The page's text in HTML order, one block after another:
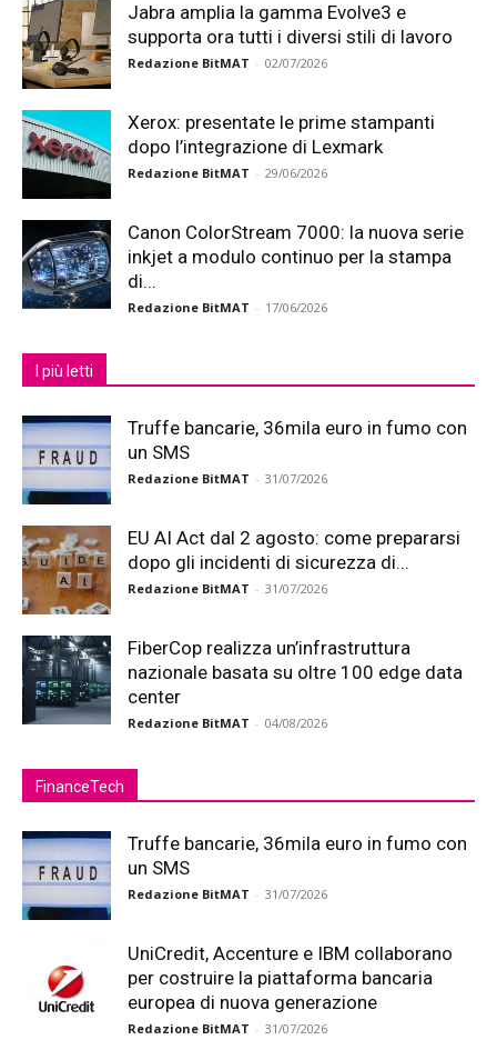
Jabra amplia la gamma Evolve3 e
supporta ora tutti i diversi stili di lavoro
Redazione BitMAT - 02/07/2026
Xerox: presentate le prime stampanti
dopo l’integrazione di Lexmark
Redazione BitMAT - 29/06/2026
Canon ColorStream 7000: la nuova serie
inkjet a modulo continuo per la stampa
di...
Redazione BitMAT - 17/06/2026
I più letti
Truffe bancarie, 36mila euro in fumo con
un SMS
Redazione BitMAT - 31/07/2026
EU AI Act dal 2 agosto: come prepararsi
dopo gli incidenti di sicurezza di...
Redazione BitMAT - 31/07/2026
FiberCop realizza un’infrastruttura
nazionale basata su oltre 100 edge data
center
Redazione BitMAT - 04/08/2026
FinanceTech
Truffe bancarie, 36mila euro in fumo con
un SMS
Redazione BitMAT - 31/07/2026
UniCredit, Accenture e IBM collaborano
per costruire la piattaforma bancaria
europea di nuova generazione
Redazione BitMAT - 31/07/2026